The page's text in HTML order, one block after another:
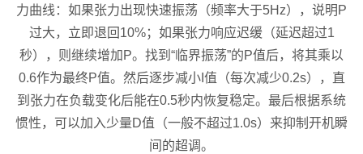
力曲线：如果张力出现快速振荡（频率大于5Hz），说明P
过大，立即退回10%；如果张力响应迟缓（延迟超过1
秒），则继续增加P。找到“临界振荡”的P值后，将其乘以
0.6作为最终P值。然后逐步减小I值（每次减少0.2s），直
到张力在负载变化后能在0.5秒内恢复稳定。最后根据系统
惯性，可以加入少量D值（一般不超过1.0s）来抑制开机瞬
间的超调。